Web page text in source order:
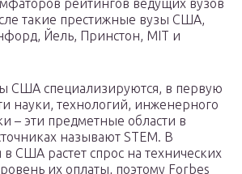
рейтингов ведущих вузов
такие престижные вузы США,
Йель, Принстон, MIT и
США специализируются, в первую
науки, технологий, инженерного
– эти предметные области в
называют STEM. В
США растет спрос на технических
их оплаты, поэтому Forbes